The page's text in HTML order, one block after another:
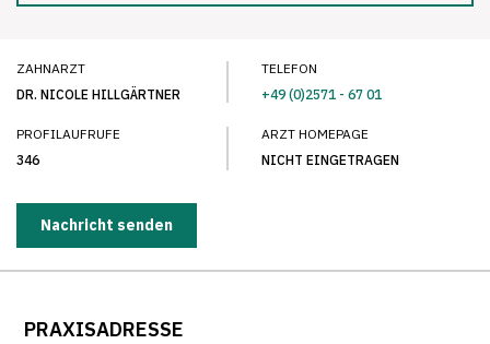
ZAHNARZT
DR. NICOLE HILLGÄRTNER
TELEFON
+49 (0)2571 - 67 01
PROFILAUFRUFE
346
ARZT HOMEPAGE
NICHT EINGETRAGEN
Nachricht senden
PRAXISADRESSE